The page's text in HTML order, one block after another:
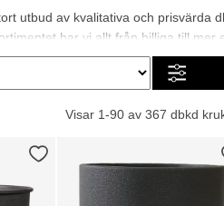
utbud av kvalitativa och prisvärda
har vi allt från billiga till mer
Visar 1-90 av 367 dbkd